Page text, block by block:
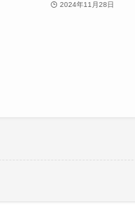
2024年11月28日